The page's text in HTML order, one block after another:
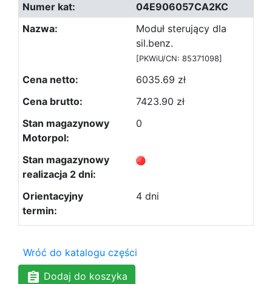
04E906057CA2KC
Moduł sterujący dla
sil.benz.
[PKWiU/CN: 85371098]
6035.69 zł
7423.90 zł
0
4 dni
Wróć do katalogu części
Dodaj do koszyka